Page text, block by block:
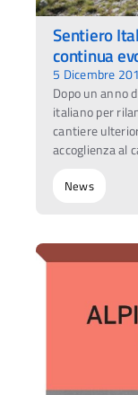
Sentiero
continua
5 Dicembre
Dopo un anno
italiano per
cantiere
accoglienza al
News